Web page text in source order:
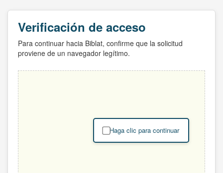
Verificación de acceso
Para continuar hacia Biblat, confirme que la solicitud
proviene de un navegador legítimo.
Haga clic para continuar